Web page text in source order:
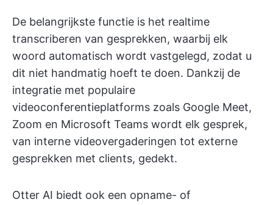
De belangrijkste functie is het realtime
transcriberen van gesprekken, waarbij elk
woord automatisch wordt vastgelegd, zodat u
dit niet handmatig hoeft te doen. Dankzij de
integratie met populaire
videoconferentieplatforms zoals Google Meet,
Zoom en Microsoft Teams wordt elk gesprek,
van interne videovergaderingen tot externe
gesprekken met clients, gedekt.
Otter AI biedt ook een opname- of